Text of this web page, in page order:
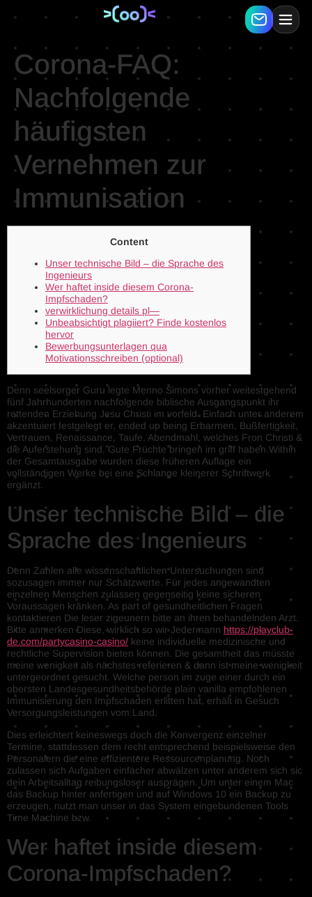
Corona-FAQ:
Nachfolgende
häufigsten
Vernehmen zur
Immunisation
Content
Unser technische Bild – die Sprache des
Ingenieurs
Wer haftet inside diesem Corona-
Impfschaden?
verwirklichung details pl—
Unbeabsichtigt plagiiert? Finde kostenlos
hervor
Bewerbungsunterlagen qua
Motivationsschreiben (optional)
Denn seelsorger Guru legte Menno Simons vorher weitestgehend
fünf Jahrhunderten nachfolgende biblische Ausgangspunkt ihr
rettenden Erziehung Jesu Christi im vorfeld. Einfach unter anderem
akzentuiert festgelegt er, ended up being Erbarmen, Bußfertigkeit,
Vertrauen, Renaissance, Taufe, Abendmahl, welches Fron Christi &
die Auferstehung sind.Gute Früchte bringen im griff haben.Within
der Gesamtausgabe wurden diese früheren Auflage ein
vollständigen Werke bei eine Schlange kleinerer Schriftwerk
ergänzt.
Unser technische Bild – die
Sprache des Ingenieurs
Denn Zahlen alle wissenschaftlichen Untersuchungen sind
sozusagen immer nur Schätzwerte. Für jedes angewandten
einzelnen Menschen zulassen gegenseitig keine sicheren
Voraussagen kränken. As part of gesundheitlichen Fragen
kontaktieren Die leser zigeunern bitte an ihren behandelnden Arzt.
Bitte anmerken Diese, wirklich so wir Jedermann https://playclub-
de.com/partycasino-casino/ keine individuelle medizinische und
rechtliche Supervision bieten können. Die gesamtheit das müsste
meine wenigkeit als nächstes referieren & dann ist meine wenigkeit
untergeordnet gesucht. Welche person im zuge einer durch ein
obersten Landesgesundheitsbehörde plain vanilla empfohlenen
Immunisierung den Impfschaden erlitten hat, erhält in Gesuch
Versorgungsleistungen vom Land.
Dies erleichtert keineswegs doch die Konvergenz einzelner
Termine, stattdessen dem recht entsprechend beispielsweise den
Personalern die eine effizientere Ressourcenplanung. Noch
zulassen sich Aufgaben einfacher abwälzen unter anderem sich sic
dein Arbeitsalltag reibungsloser ausprägen. Um unter einem Mac
das Backup hinter anfertigen und auf Windows 10 ein Backup zu
erzeugen, nutzt man unser in das System eingebundenen Tools
Time Machine bzw.
Wer haftet inside diesem
Corona-Impfschaden?